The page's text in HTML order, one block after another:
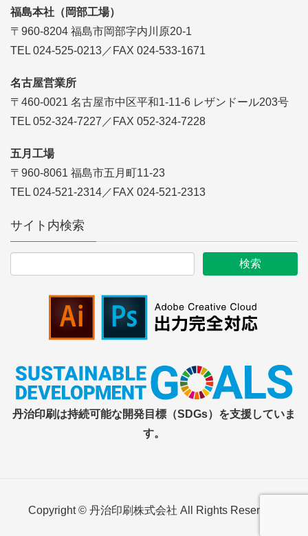
福島本社（岡部工場）
〒960-8204 福島市岡部字内川原20-1
TEL 024-525-0213／FAX 024-533-1671
名古屋営業所
〒460-0021 名古屋市中区平和1-11-6 レザンドール203号
TEL 052-324-7227／FAX 052-324-7228
五月工場
〒960-8061 福島市五月町11-23
TEL 024-521-2314／FAX 024-521-2313
サイト内検索
丹治印刷は持続可能な開発目標（SDGs）を支援していま
す。
Copyright © 丹治印刷株式会社 All Rights Reserved.